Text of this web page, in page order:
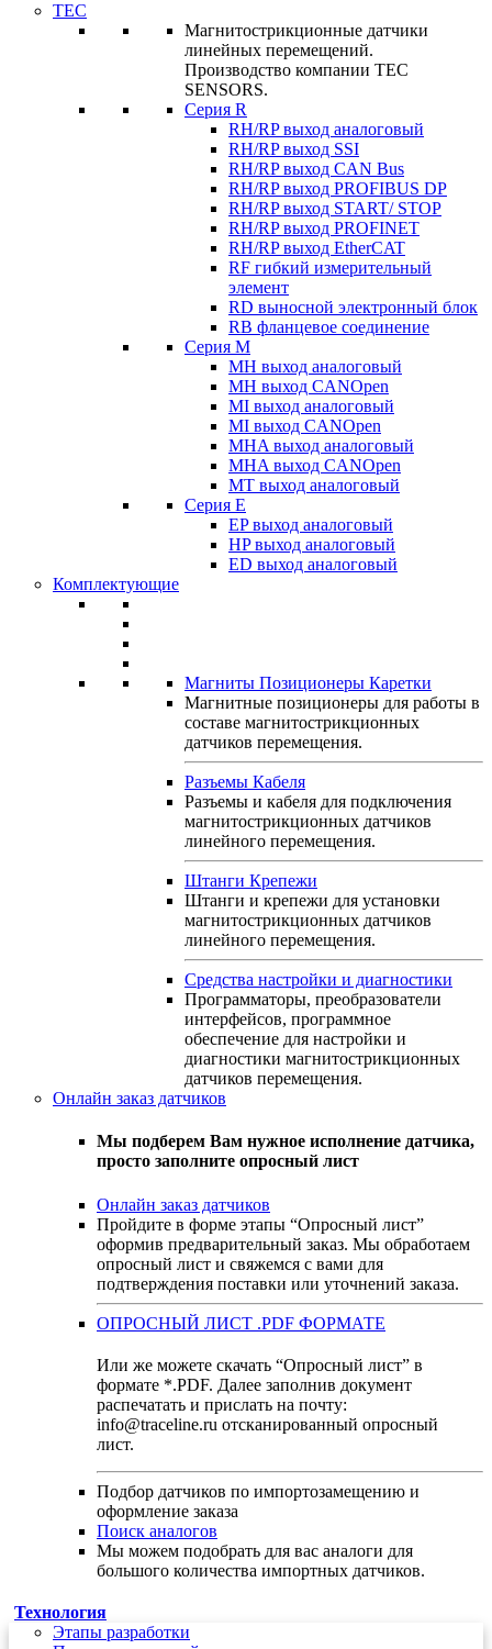
TEC
Магнитострикционные датчики
линейных перемещений.
Производство компании TEC
SENSORS.
Серия R
RH/RP выход аналоговый
RH/RP выход SSI
RH/RP выход CAN Bus
RH/RP выход PROFIBUS DP
RH/RP выход START/ STOP
RH/RP выход PROFINET
RH/RP выход EtherCAT
RF гибкий измерительный
элемент
RD выносной электронный блок
RB фланцевое соединение
Серия M
MH выход аналоговый
MH выход CANOpen
MI выход аналоговый
MI выход CANOpen
MHA выход аналоговый
MHA выход CANOpen
MT выход аналоговый
Серия E
EP выход аналоговый
HP выход аналоговый
ED выход аналоговый
Комплектующие
Магниты Позиционеры Каретки
Магнитные позиционеры для работы в
составе магнитострикционных
датчиков перемещения.
Разъемы Кабеля
Разъемы и кабеля для подключения
магнитострикционных датчиков
линейного перемещения.
Штанги Крепежи
Штанги и крепежи для установки
магнитострикционных датчиков
линейного перемещения.
Средства настройки и диагностики
Программаторы, преобразователи
интерфейсов, программное
обеспечение для настройки и
диагностики магнитострикционных
датчиков перемещения.
Онлайн заказ датчиков
Мы подберем Вам нужное исполнение датчика,
просто заполните опросный лист
Онлайн заказ датчиков
Пройдите в форме этапы “Опросный лист”
оформив предварительный заказ. Мы обработаем
опросный лист и свяжемся с вами для
подтверждения поставки или уточнений заказа.
ОПРОСНЫЙ ЛИСТ .PDF ФОРМАТЕ
Или же можете скачать “Опросный лист” в
формате *.PDF. Далее заполнив документ
распечатать и прислать на почту:
info@traceline.ru отсканированный опросный
лист.
Подбор датчиков по импортозамещению и
оформление заказа
Поиск аналогов
Мы можем подобрать для вас аналоги для
большого количества импортных датчиков.
Технология
Этапы разработки